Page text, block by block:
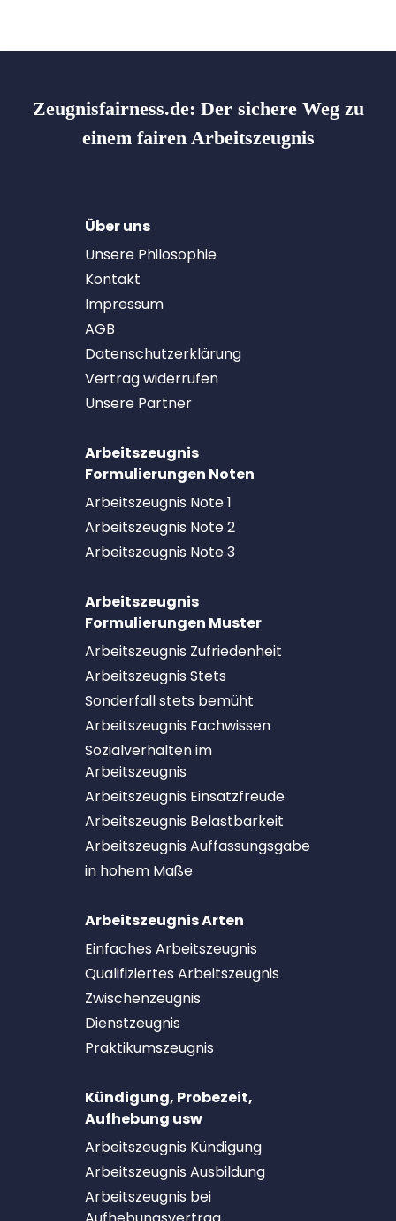
Zeugnisfairness.de: Der sichere Weg zu
einem fairen Arbeitszeugnis
Über uns
Unsere Philosophie
Kontakt
Impressum
AGB
Datenschutzerklärung
Vertrag widerrufen
Unsere Partner
Arbeitszeugnis
Formulierungen Noten
Arbeitszeugnis Note 1
Arbeitszeugnis Note 2
Arbeitszeugnis Note 3
Arbeitszeugnis
Formulierungen Muster
Arbeitszeugnis Zufriedenheit
Arbeitszeugnis Stets
Sonderfall stets bemüht
Arbeitszeugnis Fachwissen
Sozialverhalten im
Arbeitszeugnis
Arbeitszeugnis Einsatzfreude
Arbeitszeugnis Belastbarkeit
Arbeitszeugnis Auffassungsgabe
in hohem Maße
Arbeitszeugnis Arten
Einfaches Arbeitszeugnis
Qualifiziertes Arbeitszeugnis
Zwischenzeugnis
Dienstzeugnis
Praktikumszeugnis
Kündigung, Probezeit,
Aufhebung usw
Arbeitszeugnis Kündigung
Arbeitszeugnis Ausbildung
Arbeitszeugnis bei